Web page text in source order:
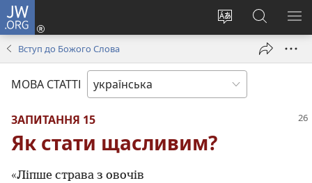
JW.ORG
Змінити
Увійти
(відкривається
вікні)
Пошук
на
сайті
Вступ до Божого Слова
МОВА СТАТТІ
ЗАПИТАННЯ 15
Як стати щасливим?
«Ліпше страва з овочів